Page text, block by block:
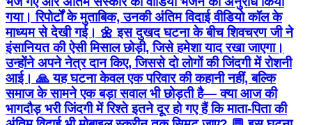
गया। रिपोर्टों के मुताबिक, उनकी अंतिम विदाई वीडियो कॉल के
माध्यम से देखी गई। 🌼 इस दुखद घटना के बीच शिवचरण जी ने
इंसानियत की ऐसी मिसाल छोड़ी, जिसे हमेशा याद रखा जाएगा।
उन्होंने अपने नेत्र दान किए, जिससे दो लोगों की जिंदगी में रोशनी
आई। 🙏 यह घटना केवल एक परिवार की कहानी नहीं, बल्कि
समाज के सामने एक बड़ा सवाल भी छोड़ती है— क्या आज की
भागदौड़ भरी जिंदगी में रिश्ते इतने दूर हो गए हैं कि माता-पिता की